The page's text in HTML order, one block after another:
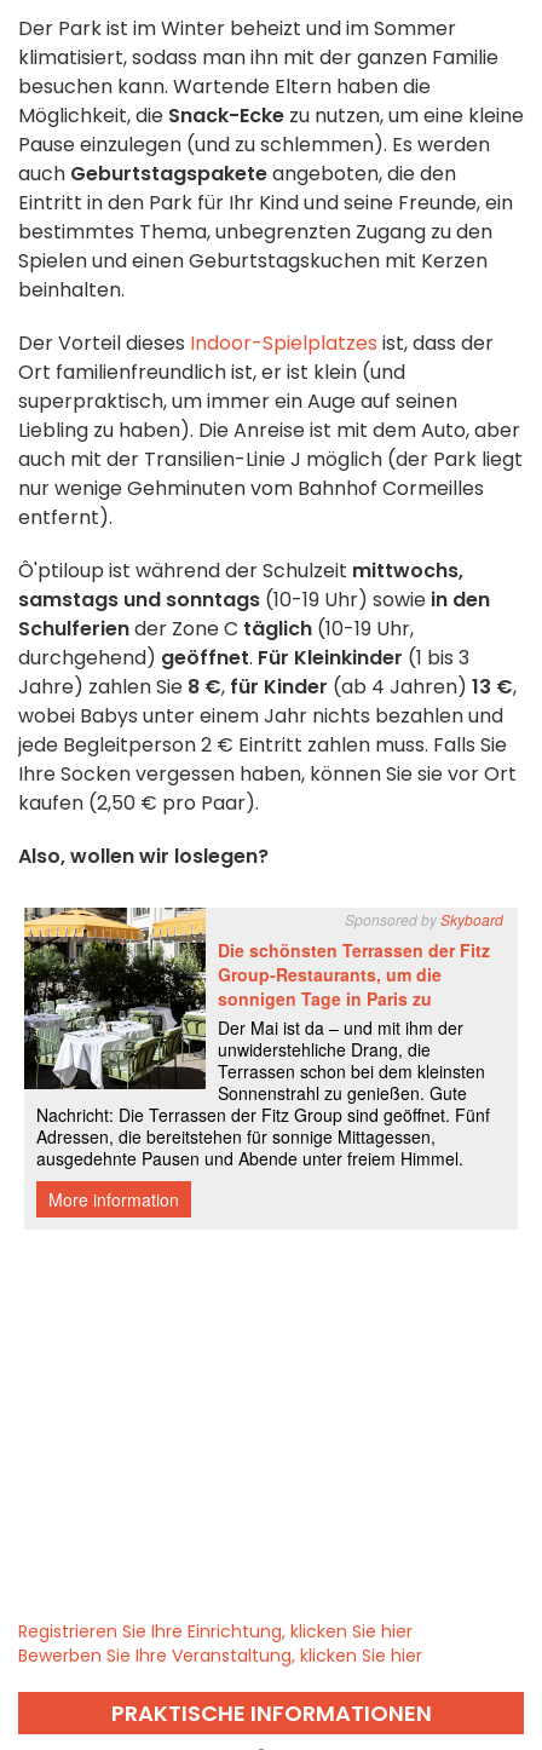
Der Park ist im Winter beheizt und im Sommer
klimatisiert, sodass man ihn mit der ganzen Familie
besuchen kann. Wartende Eltern haben die
Möglichkeit, die Snack-Ecke zu nutzen, um eine kleine
Pause einzulegen (und zu schlemmen). Es werden
auch Geburtstagspaketeangeboten, die den
Eintritt in den Park für Ihr Kind und seine Freunde, ein
bestimmtes Thema, unbegrenzten Zugang zu den
Spielen und einen Geburtstagskuchen mit Kerzen
beinhalten.
Der Vorteil dieses Indoor-Spielplatzes ist, dass der
Ort familienfreundlich ist, er ist klein (und
superpraktisch, um immer ein Auge auf seinen
Liebling zu haben). Die Anreise ist mit dem Auto, aber
auch mit der Transilien-Linie J möglich (der Park liegt
nur wenige Gehminuten vom Bahnhof Cormeilles
entfernt).
Ô'ptiloup ist während der Schulzeit mittwochs,
samstags und sonntags (10-19 Uhr) sowie in den
Schulferiender Zone C täglich (10-19 Uhr,
durchgehend) geöffnet. Für Kleinkinder (1 bis 3
Jahre) zahlen Sie 8 €, für Kinder (ab 4 Jahren) 13 €,
wobei Babys unter einem Jahr nichts bezahlen und
jede Begleitperson 2 € Eintritt zahlen muss. Falls Sie
Ihre Socken vergessen haben, können Sie sie vor Ort
kaufen (2,50 € pro Paar).
Also, wollen wir loslegen?
Registrieren Sie Ihre Einrichtung, klicken Sie hier
Bewerben Sie Ihre Veranstaltung, klicken Sie hier
PRAKTISCHE INFORMATIONEN